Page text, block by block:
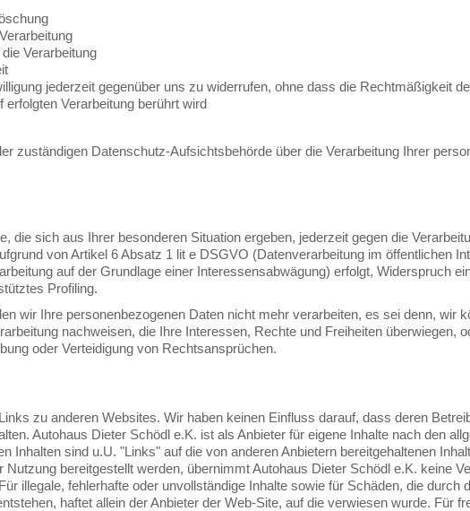
Verarbeitung
jederzeit gegenüber uns zu widerrufen, ohne dass die Rechtmäßigkeit
Verarbeitung berührt wird
zuständigen Datenschutz-Aufsichtsbehörde über die Verarbeitung Ihrer
die sich aus Ihrer besonderen Situation ergeben, jederzeit gegen die
von Artikel 6 Absatz 1 lit e DSGVO (Datenverarbeitung im öffentlichen
auf der Grundlage einer Interessensabwägung) erfolgt, Widerspruch
Profiling.
wir Ihre personenbezogenen Daten nicht mehr verarbeiten, es sei denn, wir
nachweisen, die Ihre Interessen, Rechte und Freiheiten überwiegen,
oder Verteidigung von Rechtsansprüchen.
zu anderen Websites. Wir haben keinen Einfluss darauf, dass deren
Autohaus Dieter Schödl e.K. ist als Anbieter für eigene Inhalte nach den
Inhalten sind u.U. "Links" auf die von anderen Anbietern bereitgehaltenen
bereitgestellt werden, übernimmt Autohaus Dieter Schödl e.K. keine
illegale, fehlerhafte oder unvollständige Inhalte sowie für Schäden, die durch
haftet allein der Anbieter der Web-Site, auf die verwiesen wurde. Für